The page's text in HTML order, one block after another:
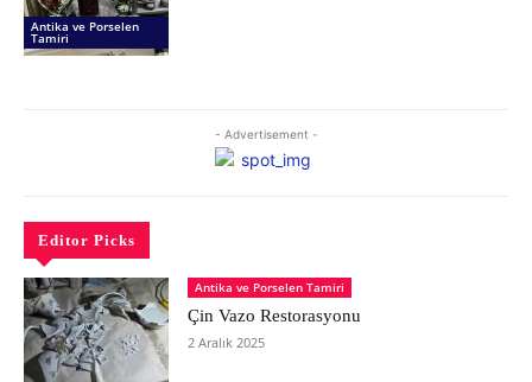
Antika ve Porselen
Tamiri
- Advertisement -
Editor Picks
Antika ve Porselen Tamiri
Çin Vazo Restorasyonu
2 Aralık 2025